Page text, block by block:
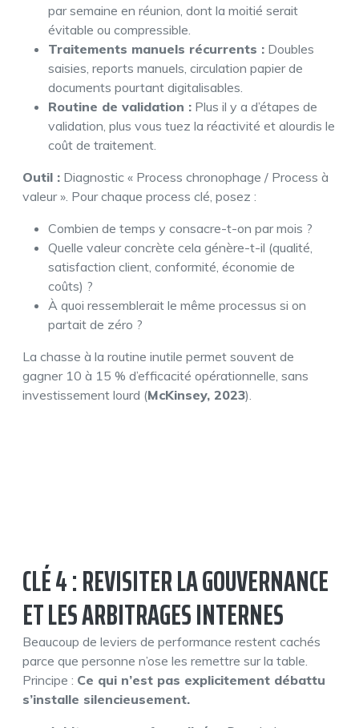
par semaine en réunion, dont la moitié serait
évitable ou compressible.
Traitements manuels récurrents : Doubles
saisies, reports manuels, circulation papier de
documents pourtant digitalisables.
Routine de validation : Plus il y a d’étapes de
validation, plus vous tuez la réactivité et alourdis le
coût de traitement.
Outil : Diagnostic « Process chronophage / Process à
valeur ». Pour chaque process clé, posez :
Combien de temps y consacre-t-on par mois ?
Quelle valeur concrète cela génère-t-il (qualité,
satisfaction client, conformité, économie de
coûts) ?
À quoi ressemblerait le même processus si on
partait de zéro ?
La chasse à la routine inutile permet souvent de
gagner 10 à 15 % d’efficacité opérationnelle, sans
investissement lourd (McKinsey, 2023).
CLÉ 4 : REVISITER LA GOUVERNANCE
ET LES ARBITRAGES INTERNES
Beaucoup de leviers de performance restent cachés
parce que personne n’ose les remettre sur la table.
Principe : Ce qui n’est pas explicitement débattu
s’installe silencieusement.